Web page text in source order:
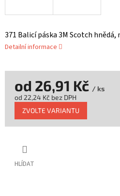
371 Balicí páska 3M Scotch hnědá,
Detailní informace
HLÍDAT
od 26,91 Kč / ks
od 22,24 Kč bez DPH
Měrná
cena:
ZVOLTE VARIANTU